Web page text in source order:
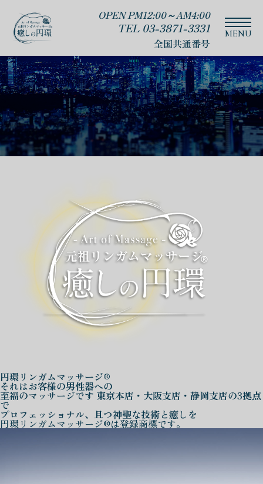
OPEN PM12:00～AM4:00
TEL 03-3871-3331
全国共通番号
円環リンガムマッサージ®
それはお客様の男性器への
至福のマッサージです 東京本店・大阪支店・静岡支店の3拠点
で
プロフェッショナル、且つ神聖な技術と癒しを
円環リンガムマッサージ®は登録商標です。